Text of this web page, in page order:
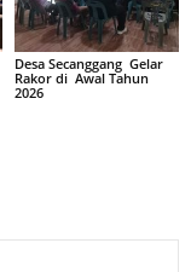
Desa Secanggang Gelar
Rakor di Awal Tahun
2026